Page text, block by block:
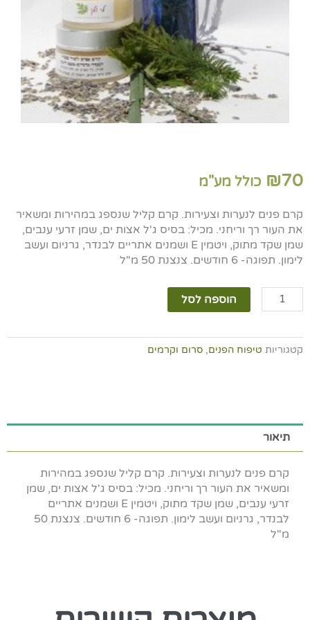
₪70 כולל מע"מ
קרם פנים לנערות וצעירות. קרם קליל שנספג במהירות ומשאיר
את העור רך וריחני. מכיל: בסיס ג'ל אצות ים, שמן זרעי ענבים,
שמן שקד מתוק, ויטמין E ושמנים אתריים לבנדר, גרניום ועשב
לימון. תפוגה- 6 חודשים. צנצנת 50 מ"ל
כמות
של
פנים
לעור
לימון
הוספה לסל
קטגוריות טיפוח הפנים, סרום וקרמים
תיאור
קרם פנים לנערות וצעירות. קרם קליל שנספג במהירות
ומשאיר את העור רך וריחני. מכיל: בסיס ג'ל אצות ים, שמן
זרעי ענבים, שמן שקד מתוק, ויטמין E ושמנים אתריים
לבנדר, גרניום ועשב לימון. תפוגה- 6 חודשים. צנצנת 50
מ"ל